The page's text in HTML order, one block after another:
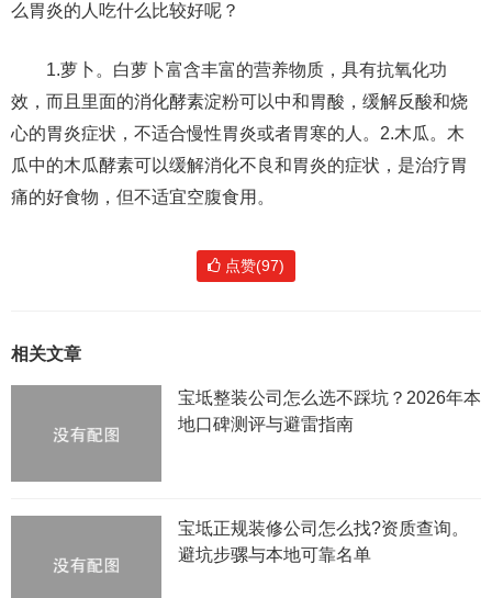
么胃炎的人吃什么比较好呢？
1.萝卜。白萝卜富含丰富的营养物质，具有抗氧化功
效，而且里面的消化酵素淀粉可以中和胃酸，缓解反酸和烧
心的胃炎症状，不适合慢性胃炎或者胃寒的人。2.木瓜。木
瓜中的木瓜酵素可以缓解消化不良和胃炎的症状，是治疗胃
痛的好食物，但不适宜空腹食用。
点赞(97)
相关文章
宝坻整装公司怎么选不踩坑？2026年本
地口碑测评与避雷指南
宝坻正规装修公司怎么找?资质查询。
避坑步骡与本地可靠名单